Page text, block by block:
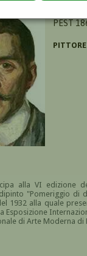
PEST
PITTORE
alla VI edizione
"Pomeriggio di
1932 alla quale
Esposizione
di Arte Moderna